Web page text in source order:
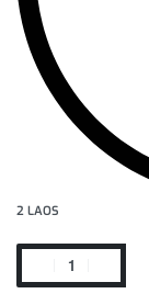
2 LAOS